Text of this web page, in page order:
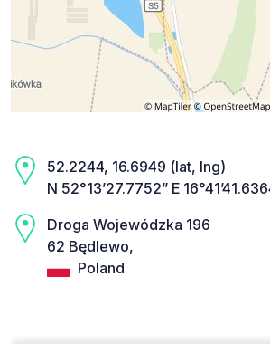
52.2244, 16.6949 (lat, lng)
N 52°13’27.7752” E
Droga Wojewódzka 196
62 Będlewo,
Poland